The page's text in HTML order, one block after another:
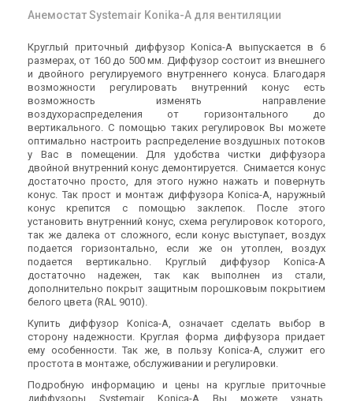
Анемостат Systemair Konika-A для вентиляции
Круглый приточный диффузор Konica-A выпускается в 6
размерах, от 160 до 500 мм. Диффузор состоит из внешнего
и двойного регулируемого внутреннего конуса. Благодаря
возможности регулировать внутренний конус есть
возможность изменять направление
воздухораспределения от горизонтального до
вертикального. С помощью таких регулировок Вы можете
оптимально настроить распределение воздушных потоков
у Вас в помещении. Для удобства чистки диффузора
двойной внутренний конус демонтируется. Снимается конус
достаточно просто, для этого нужно нажать и повернуть
конус. Так прост и монтаж диффузора Konica-A, наружный
конус крепится с помощью заклепок. После этого
установить внутренний конус, схема регулировок которого,
так же далека от сложного, если конус выступает, воздух
подается горизонтально, если же он утоплен, воздух
подается вертикально. Круглый диффузор Konica-A
достаточно надежен, так как выполнен из стали,
дополнительно покрыт защитным порошковым покрытием
белого цвета (RAL 9010).
Купить диффузор Konica-A, означает сделать выбор в
сторону надежности. Круглая форма диффузора придает
ему особенности. Так же, в пользу Konica-A, служит его
простота в монтаже, обслуживании и регулировки.
Подробную информацию и цены на круглые приточные
диффузоры Systemair Konica-A Вы можете узнать,